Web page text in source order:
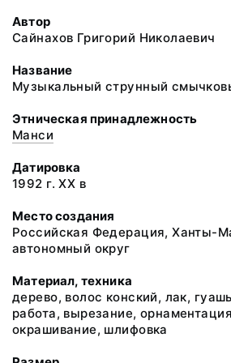
Автор
Сайнахов Григорий Николаевич
Название
Музыкальный струнный
Этническая принадлежность
Манси
Датировка
1992 г. ХХ в
Место создания
Российская Федерация, Ханты-
автономный округ
Материал, техника
дерево, волос конский, лак,
работа, вырезание,
окрашивание, шлифовка